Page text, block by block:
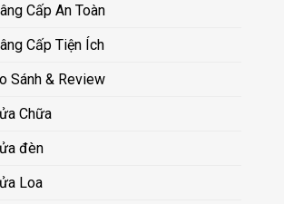
Cấp An Toàn
Cấp Tiện Ích
Sánh & Review
Chữa
đèn
Loa